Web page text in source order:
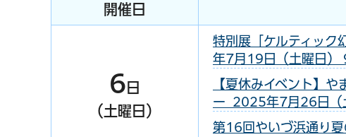
開催日
6 日
（土曜日）
特別展「ケルティッ
年7月19日（土曜日
【夏休みイベント】
ー 2025年7月26日（
第16回やいづ浜通り